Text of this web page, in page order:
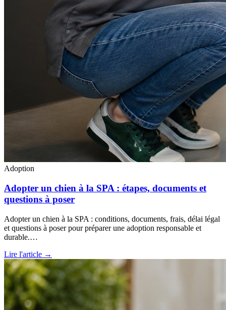
Adoption
Adopter un chien à la SPA : étapes, documents et
questions à poser
Adopter un chien à la SPA : conditions, documents, frais, délai légal
et questions à poser pour préparer une adoption responsable et
durable.…
Lire l'article →